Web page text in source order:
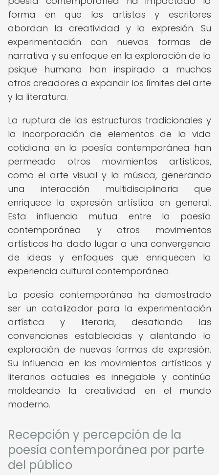
forma en que los artistas y escritores
abordan la creatividad y la expresión. Su
experimentación con nuevas formas de
narrativa y su enfoque en la exploración de la
psique humana han inspirado a muchos
otros creadores a expandir los límites del arte
y la literatura.
La ruptura de las estructuras tradicionales y
la incorporación de elementos de la vida
cotidiana en la poesía contemporánea han
permeado otros movimientos artísticos,
como el arte visual y la música, generando
una interacción multidisciplinaria que
enriquece la expresión artística en general.
Esta influencia mutua entre la poesía
contemporánea y otros movimientos
artísticos ha dado lugar a una convergencia
de ideas y enfoques que enriquecen la
experiencia cultural contemporánea.
La poesía contemporánea ha demostrado
ser un catalizador para la experimentación
artística y literaria, desafiando las
convenciones establecidas y alentando la
exploración de nuevas formas de expresión.
Su influencia en los movimientos artísticos y
literarios actuales es innegable y continúa
moldeando la creatividad en el mundo
moderno.
Recepción y percepción de la
poesía contemporánea por parte
del público